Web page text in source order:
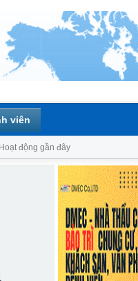
viên
Hoạt động gần đây